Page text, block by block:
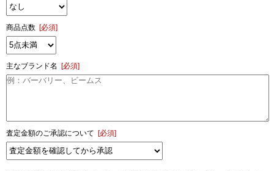
商品点数 [必須]
主なブランド名 [必須]
査定金額のご承認について [必須]